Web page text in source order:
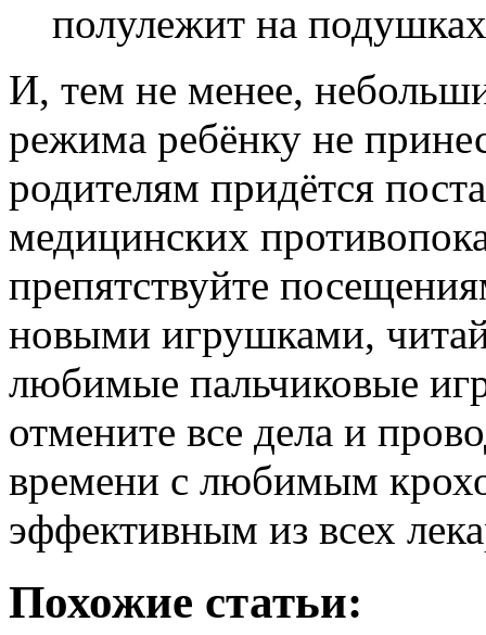
полулежит на
И, тем не менее,
режима ребёнку не
родителям придётся
медицинских
препятствуйте
новыми игрушками,
любимые пальчиковые
отмените все дела и
времени с любимым
эффективным из всех
Похожие статьи: